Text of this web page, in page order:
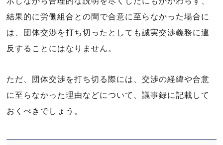
結果的に労働組合との間で合意に至らなかった場合に
は、団体交渉を打ち切ったとしても誠実交渉義務に違
反することにはなりません。
ただ、団体交渉を打ち切る際には、交渉の経緯や合意
に至らなかった理由などについて、議事録に記載して
おくべきでしょう。